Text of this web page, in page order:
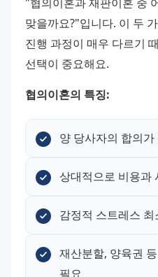
맞을까요?"입니다. 이 두
진행 과정이 매우 다르기
선택이 중요해요.
협의이혼의 특징:
양 당사자의 합의가
상대적으로 비용과
감정적 스트레스 최
재산분할, 양육권
필요